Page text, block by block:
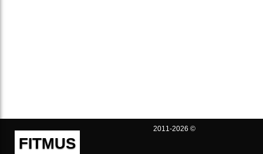
FITMUS
2011-2026 ©